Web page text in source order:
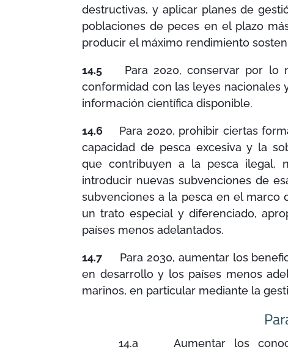
destructivas, y aplicar planes de
poblaciones de peces en el plazo
producir el máximo rendimiento
14.5 Para 2020, conservar por lo
conformidad con las leyes nacionales
información científica disponible.
14.6 Para 2020, prohibir ciertas
capacidad de pesca excesiva y la
que contribuyen a la pesca ilegal,
introducir nuevas subvenciones de
subvenciones a la pesca en el marco
un trato especial y diferenciado,
países menos adelantados.
14.7 Para 2030, aumentar los
en desarrollo y los países menos
marinos, en particular mediante la
14.a Aumentar los